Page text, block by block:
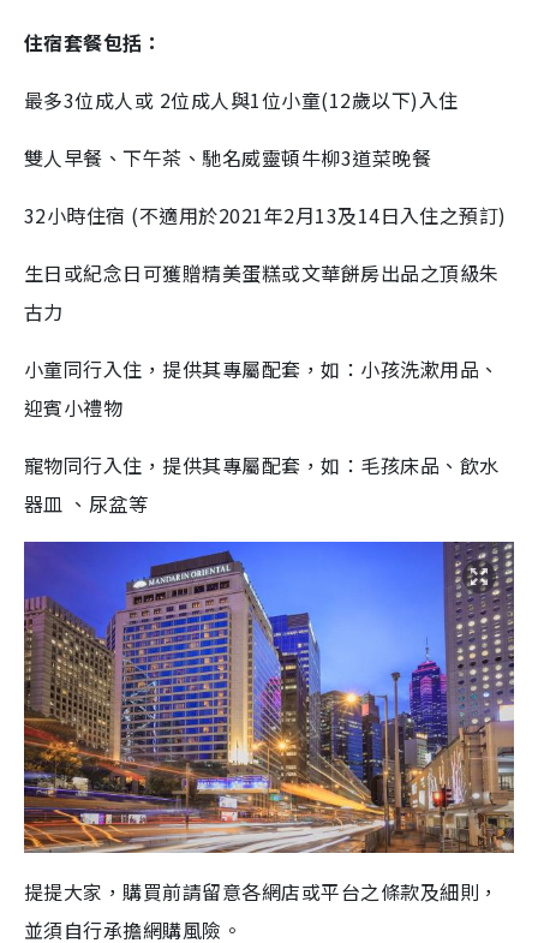
住宿套餐包括：
最多3位成人或 2位成人與1位小童(12歲以下)入住
雙人早餐、下午茶、馳名威靈頓牛柳3道菜晚餐
32小時住宿 (不適用於2021年2月13及14日入住之預訂)
生日或紀念日可獲贈精美蛋糕或文華餅房出品之頂級朱
古力
小童同行入住，提供其專屬配套，如：小孩洗漱用品、
迎賓小禮物
寵物同行入住，提供其專屬配套，如：毛孩床品、飲水
器皿 、尿盆等
提提大家，購買前請留意各網店或平台之條款及細則，
並須自行承擔網購風險。